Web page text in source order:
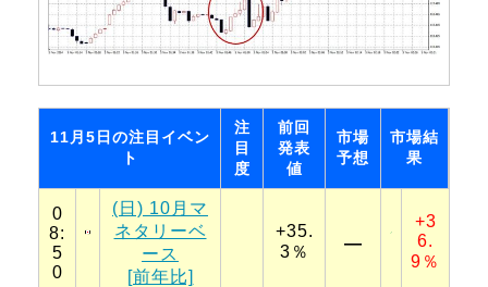
11月5日の注目イベン
ト
注
目
度
前回
発表
値
市場
予想
市場結
果
0
8:
5
0
(日) 10月マ
ネタリーベ
ース
[前年比]
+35.
3％
―
+3
6.
9％